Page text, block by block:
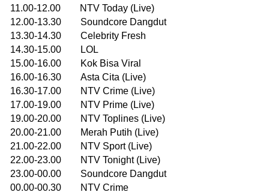
11.00-12.00 NTV Today (Live)
12.00-13.30 Soundcore Dangdut
13.30-14.30 Celebrity Fresh
14.30-15.00 LOL
15.00-16.00 Kok Bisa Viral
16.00-16.30 Asta Cita (Live)
16.30-17.00 NTV Crime (Live)
17.00-19.00 NTV Prime (Live)
19.00-20.00 NTV Toplines (Live)
20.00-21.00 Merah Putih (Live)
21.00-22.00 NTV Sport (Live)
22.00-23.00 NTV Tonight (Live)
23.00-00.00 Soundcore Dangdut
00.00-00.30 NTV Crime